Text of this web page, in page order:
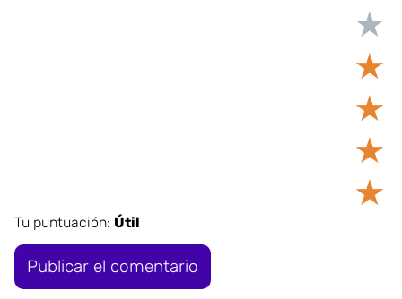
★
★
★
★
★
Tu puntuación: Útil